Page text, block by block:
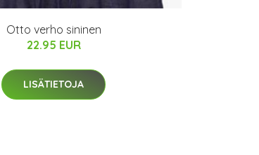
Otto verho sininen
22.95 EUR
LISÄTIETOJA